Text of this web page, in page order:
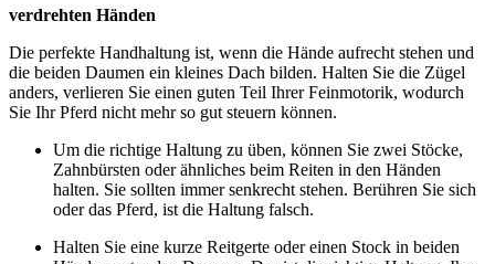
verdrehten Händen
Die perfekte Handhaltung ist, wenn die Hände aufrecht stehen und
die beiden Daumen ein kleines Dach bilden. Halten Sie die Zügel
anders, verlieren Sie einen guten Teil Ihrer Feinmotorik, wodurch
Sie Ihr Pferd nicht mehr so gut steuern können.
Um die richtige Haltung zu üben, können Sie zwei Stöcke,
Zahnbürsten oder ähnliches beim Reiten in den Händen
halten. Sie sollten immer senkrecht stehen. Berühren Sie sich
oder das Pferd, ist die Haltung falsch.
Halten Sie eine kurze Reitgerte oder einen Stock in beiden